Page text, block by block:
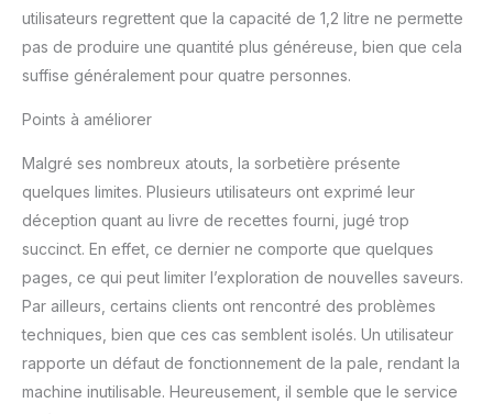
effort.
utilisateurs regrettent que la capacité de 1,2 litre ne permette
pas de produire une quantité plus généreuse, bien que cela
suffise généralement pour quatre personnes.
Points à améliorer
Malgré ses nombreux atouts, la sorbetière présente
quelques limites. Plusieurs utilisateurs ont exprimé leur
déception quant au livre de recettes fourni, jugé trop
succinct. En effet, ce dernier ne comporte que quelques
pages, ce qui peut limiter l’exploration de nouvelles saveurs.
Par ailleurs, certains clients ont rencontré des problèmes
techniques, bien que ces cas semblent isolés. Un utilisateur
rapporte un défaut de fonctionnement de la pale, rendant la
machine inutilisable. Heureusement, il semble que le service